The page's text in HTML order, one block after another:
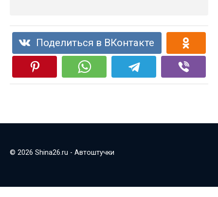
Поделиться в ВКонтакте
© 2026 Shina26.ru - Автоштучки